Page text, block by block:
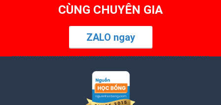
CÙNG CHUYÊN GIA
ZALO ngay